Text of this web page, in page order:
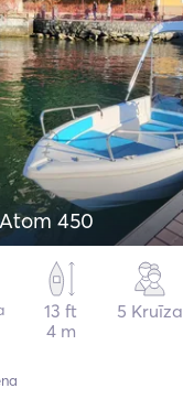
450
13 ft
4 m
5 Kruīza